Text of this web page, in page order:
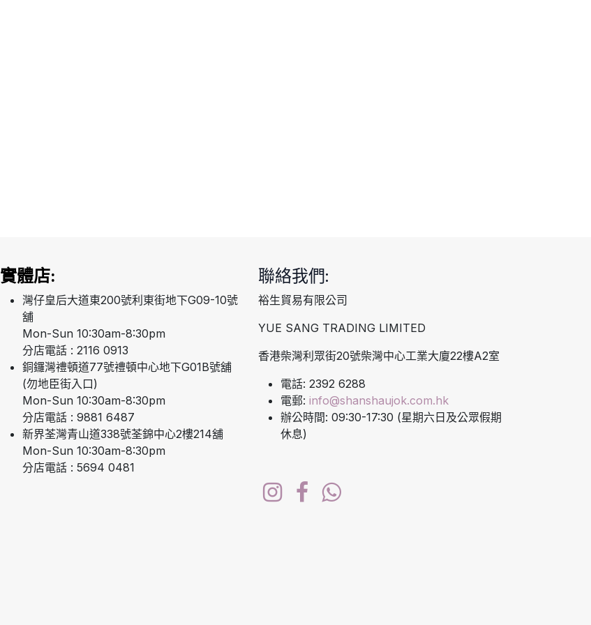
聯絡我們:
裕生貿易有限公司
YUE SANG TRADING LIMITED
香港柴灣利眾街20號柴灣中心工業大廈22樓A2室
電話: 2392 6288
電郵: info@shanshaujok.com.hk
辦公時間: 09:30-17:30 (星期六日及公眾假期
休息)
實體店:
灣仔皇后大道東200號利東街地下G09-10號
舖
Mon-Sun 10:30am-8:30pm
分店電話 : 2116 0913
銅鑼灣禮頓道77號禮頓中心地下G01B號舖
(勿地臣街入口)
Mon-Sun 10:30am-8:30pm
分店電話 : 9881 6487
新界荃灣青山道338號荃錦中心2樓214舖
Mon-Sun 10:30am-8:30pm
分店電話 : 5694 0481